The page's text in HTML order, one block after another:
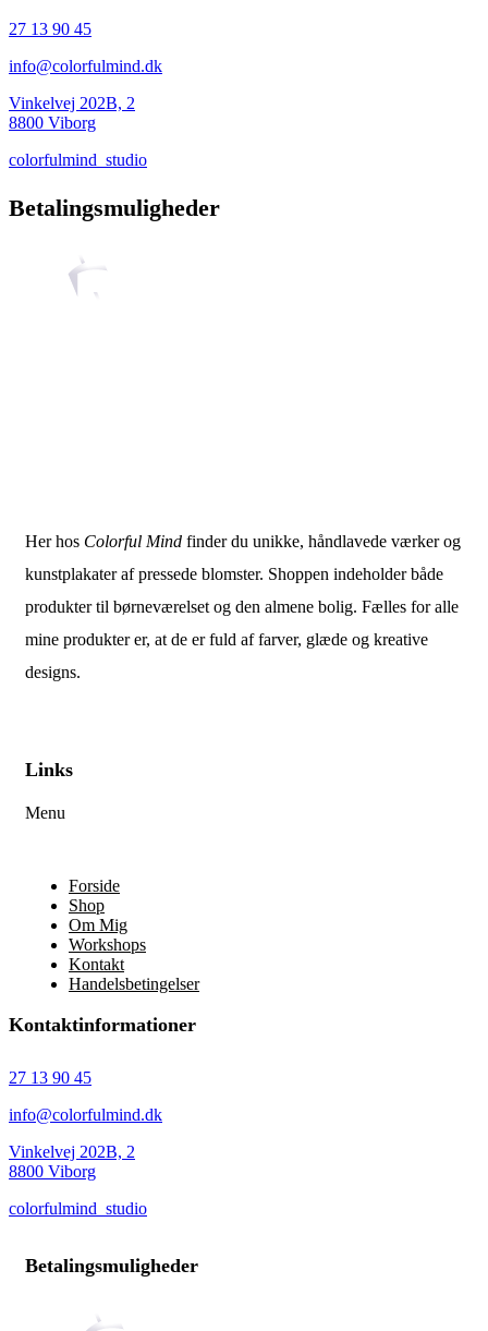
27 13 90 45
info@colorfulmind.dk
Vinkelvej 202B, 2
8800 Viborg
colorfulmind_studio
Betalingsmuligheder
Her hos Colorful Mind finder du unikke, håndlavede værker og
kunstplakater af pressede blomster. Shoppen indeholder både
produkter til børneværelset og den almene bolig. Fælles for alle
mine produkter er, at de er fuld af farver, glæde og kreative
designs.
Links
Menu
Forside
Shop
Om Mig
Workshops
Kontakt
Handelsbetingelser
Kontaktinformationer
27 13 90 45
info@colorfulmind.dk
Vinkelvej 202B, 2
8800 Viborg
colorfulmind_studio
Betalingsmuligheder